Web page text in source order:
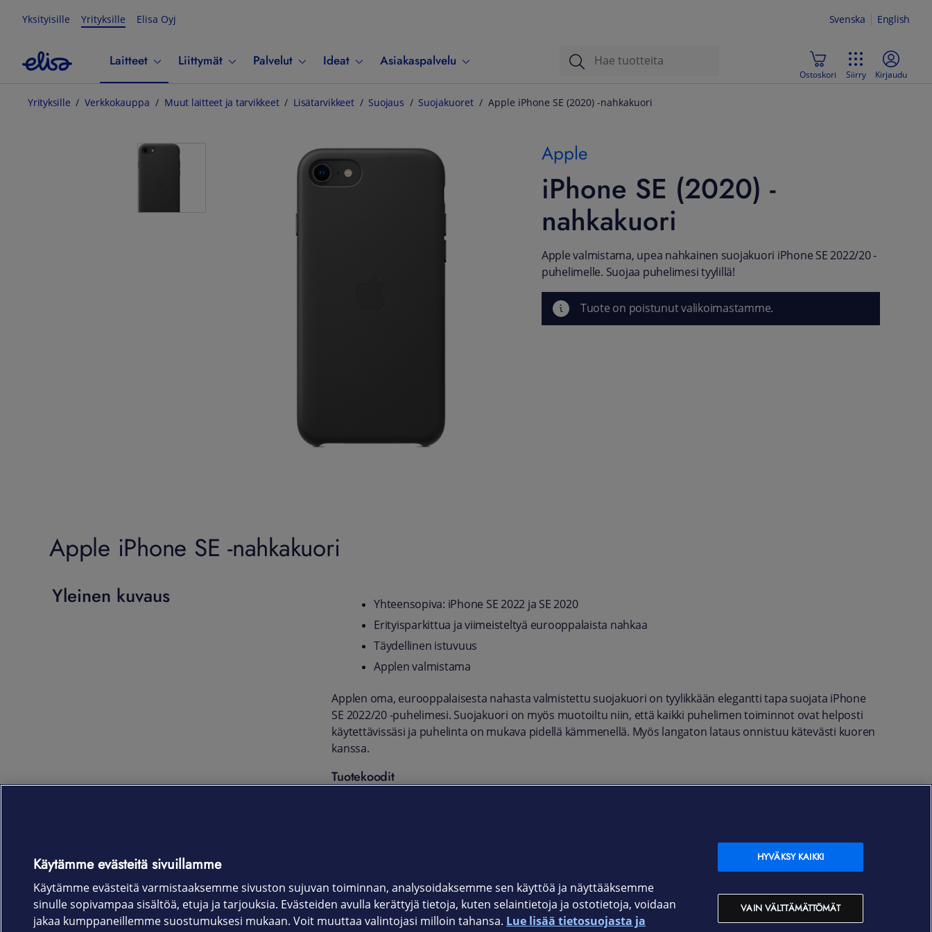
Yksityisille Yrityksille Elisa Oyj Svenska English
Laitteet Liittymät Palvelut Ideat Asiakaspalvelu
Ostoskori Siirry Kirjaudu
Yrityksille Verkkokauppa Muut laitteet ja tarvikkeet Lisätarvikkeet Suojaus Suojakuoret Apple iPhone SE (2020) -nahkakuori
Apple
iPhone SE (2020) -
nahkakuori
Apple valmistama, upea nahkainen suojakuori iPhone SE 2022/20 -
puhelimelle. Suojaa puhelimesi tyylillä!
Tuote on poistunut valikoimastamme.
Apple iPhone SE -nahkakuori
Yleinen kuvaus
Yhteensopiva: iPhone SE 2022 ja SE 2020
Erityisparkittua ja viimeisteltyä eurooppalaista nahkaa
Täydellinen istuvuus
Applen valmistama
Applen oma, eurooppalaisesta nahasta valmistettu suojakuori on tyylikkään elegantti tapa suojata iPhone
SE 2022/20 -puhelimesi. Suojakuori on myös muotoiltu niin, että kaikki puhelimen toiminnot ovat helposti
käytettävissäsi ja puhelinta on mukava pidellä kämmenellä. Myös langaton lataus onnistuu kätevästi kuoren
kanssa.
Tuotekoodit
Käytämme evästeitä sivuillamme
Käytämme evästeitä varmistaaksemme sivuston sujuvan toiminnan, analysoidaksemme sen käyttöä ja näyttääksemme
sinulle sopivampaa sisältöä, etuja ja tarjouksia. Evästeiden avulla kerättyjä tietoja, kuten selaintietoja ja ostotietoja, voidaan
jakaa kumppaneillemme suostumuksesi mukaan. Voit muuttaa valintojasi milloin tahansa. Lue lisää tietosuojasta ja
VAIN VÄLTTÄMÄTTÖMÄT
HYVÄKSY KAIKKI